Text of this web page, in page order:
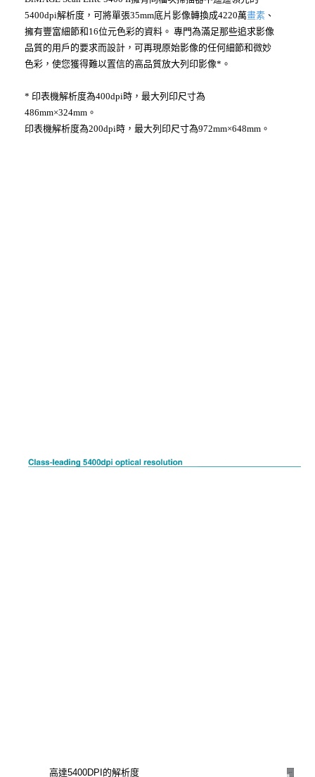
5400dpi解析度，可將單張35mm底片影像轉換成4220萬畫素 、
擁有豐富細節和16位元色彩的資料。 專門為滿足那些追求影像
品質的用戶的要求而設計，可再現原始影像的任何細節和微妙
色彩，使您獲得難以置信的高品質放大列印影像*。
* 印表機解析度為400dpi時，最大列印尺寸為
486mm×324mm。
印表機解析度為200dpi時，最大列印尺寸為972mm×648mm。
高達5400DPI的解析度